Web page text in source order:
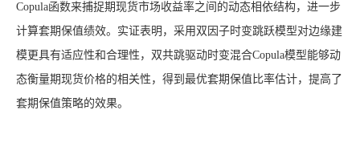
Copula函数来捕捉期现货市场收益率之间的动态相依结构，进一步
计算套期保值绩效。实证表明，采用双因子时变跳跃模型对边缘建
模更具有适应性和合理性，双共跳驱动时变混合Copula模型能够动
态衡量期现货价格的相关性，得到最优套期保值比率估计，提高了
套期保值策略的效果。